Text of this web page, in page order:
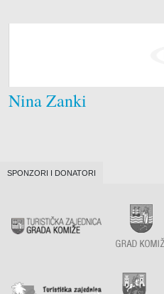
Nina Zanki
SPONZORI I DONATORI